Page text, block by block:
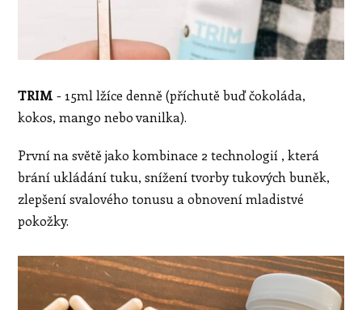
TRIM - 15ml lžíce denně (příchutě buď čokoláda,
kokos, mango nebo vanilka).
První na světě jako kombinace 2 technologií , která
brání ukládání tuku, snížení tvorby tukových buněk,
zlepšení svalového tonusu a obnovení mladistvé
pokožky.